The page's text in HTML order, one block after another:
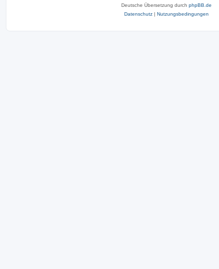
Deutsche Übersetzung durch phpBB.de
Datenschutz | Nutzungsbedingungen